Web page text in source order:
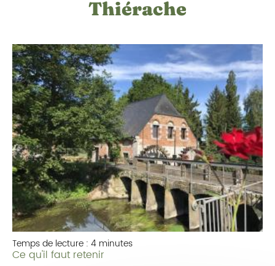
Thiérache
Temps de lecture : 4 minutes
Ce qu'il faut retenir